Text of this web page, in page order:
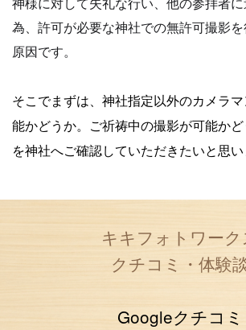
神様に対して失礼な行い、他の参拝者
為、許可が必要な神社での無許可撮影
原因です。
そこでまずは、神社指定以外のカメラ
能かどうか。 ご祈祷中の撮影が可能かど
を神社へご確認していただきたいと思い
キキフォトワーク
クチコミ・体験
Googleクチコミ